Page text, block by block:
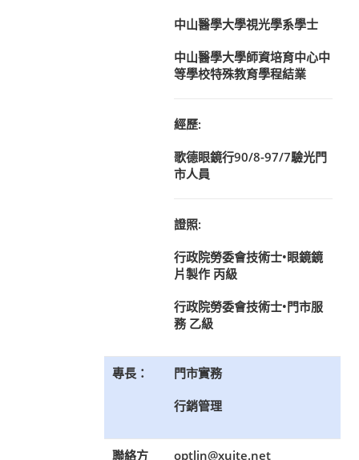
中山醫學大學視光學系學士
中山醫學大學師資培育中心中
等學校特殊教育學程結業
經歷:
歌德眼鏡行90/8-97/7驗光門
市人員
證照:
行政院勞委會技術士•眼鏡鏡
片製作 丙級
行政院勞委會技術士•門市服
務 乙級
專長： 門市實務
行銷管理
聯絡方
optlin@xuite.net